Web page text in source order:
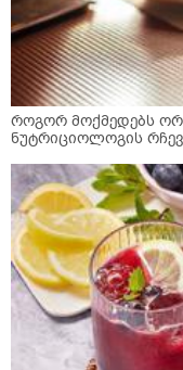
როგორ მოქმედებს
ნუტრიციოლოგის